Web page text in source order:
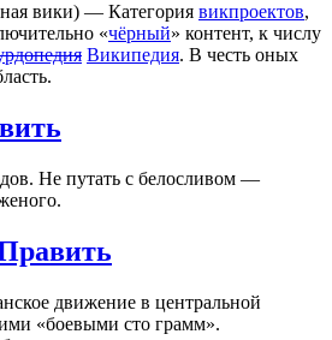
вики) — Категория викпроектов,
«чёрный» контент, к числу
Википедия. В честь оных
Не путать с белосливом —
движение в центральной
«боевыми сто грамм».